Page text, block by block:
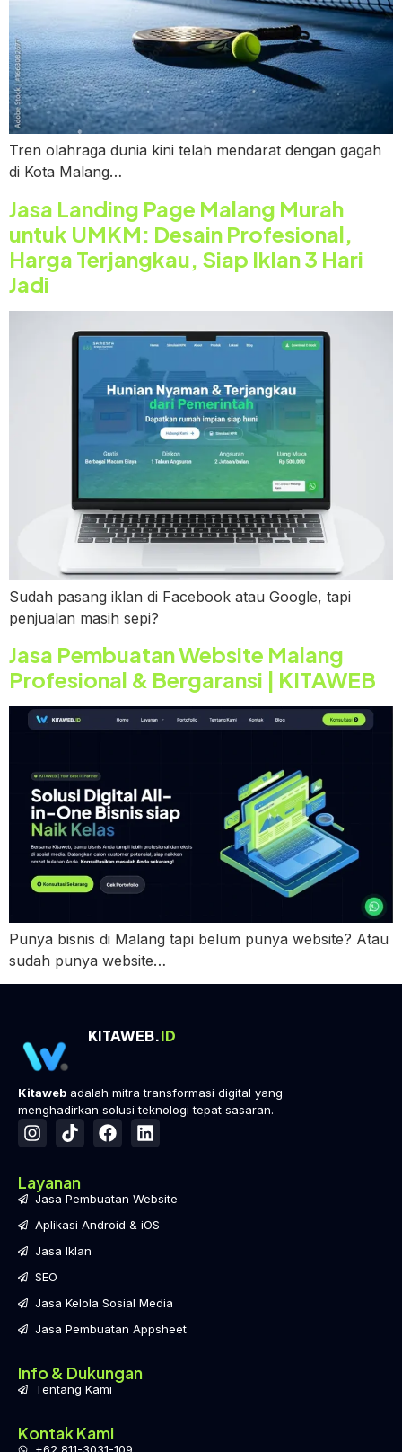
Tren olahraga dunia kini telah mendarat dengan gagah
di Kota Malang…
Jasa Landing Page Malang Murah
untuk UMKM: Desain Profesional,
Harga Terjangkau, Siap Iklan 3 Hari
Jadi
Sudah pasang iklan di Facebook atau Google, tapi
penjualan masih sepi?
Jasa Pembuatan Website Malang
Profesional & Bergaransi | KITAWEB
Punya bisnis di Malang tapi belum punya website? Atau
sudah punya website…
KITAWEB.ID
Kitaweb adalah mitra transformasi digital yang
menghadirkan solusi teknologi tepat sasaran.
Layanan
Jasa Pembuatan Website
Aplikasi Android & iOS
Jasa Iklan
SEO
Jasa Kelola Sosial Media
Jasa Pembuatan Appsheet
Info & Dukungan
Tentang Kami
Kontak Kami